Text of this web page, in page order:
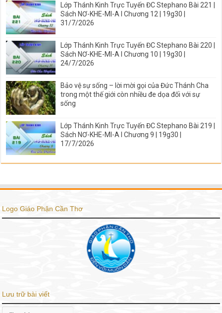
Lớp Thánh Kinh Trực Tuyến ĐC Stephano Bài 221 |
Sách NƠ-KHE-MI-A I Chương 12 | 19g30 |
31/7/2026
Lớp Thánh Kinh Trực Tuyến ĐC Stephano Bài 220 |
Sách NƠ-KHE-MI-A I Chương 10 | 19g30 |
24/7/2026
Bảo vệ sự sống – lời mời gọi của Đức Thánh Cha
trong một thế giới còn nhiều đe dọa đối với sự
sống
Lớp Thánh Kinh Trực Tuyến ĐC Stephano Bài 219 |
Sách NƠ-KHE-MI-A I Chương 9 | 19g30 |
17/7/2026
Logo Giáo Phận Cần Thơ
Lưu trữ bài viết
Lưu